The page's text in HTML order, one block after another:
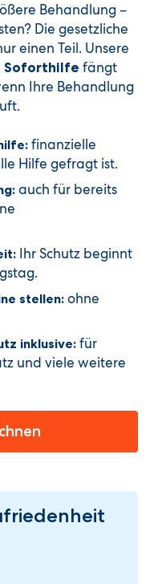
Behandlung –
Die gesetzliche
einen Teil. Unsere
Soforthilfe fängt
Ihre Behandlung
finanzielle
Hilfe gefragt ist.
auch für bereits
Ihr Schutz beginnt
stellen: ohne
inklusive:für
und viele weitere